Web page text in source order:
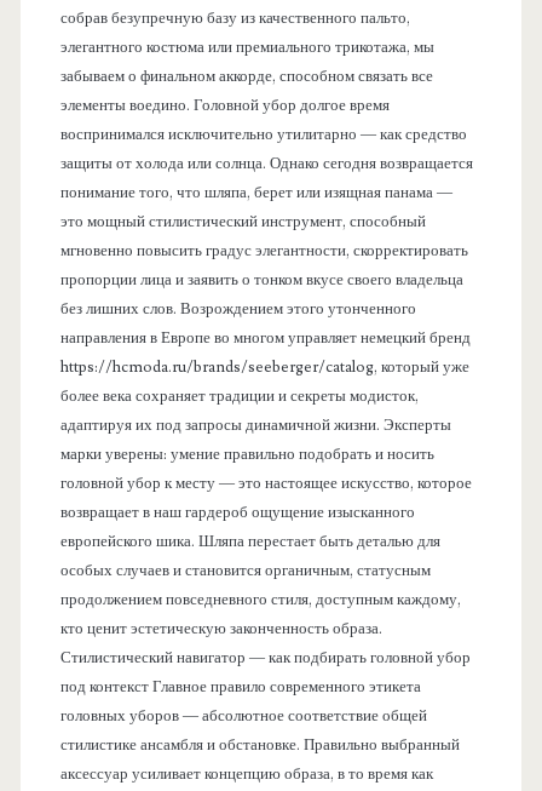
собрав безупречную базу из качественного пальто,
элегантного костюма или премиального трикотажа, мы
забываем о финальном аккорде, способном связать все
элементы воедино. Головной убор долгое время
воспринимался исключительно утилитарно — как средство
защиты от холода или солнца. Однако сегодня возвращается
понимание того, что шляпа, берет или изящная панама —
это мощный стилистический инструмент, способный
мгновенно повысить градус элегантности, скорректировать
пропорции лица и заявить о тонком вкусе своего владельца
без лишних слов. Возрождением этого утонченного
направления в Европе во многом управляет немецкий бренд
https://hcmoda.ru/brands/seeberger/catalog, который уже
более века сохраняет традиции и секреты модисток,
адаптируя их под запросы динамичной жизни. Эксперты
марки уверены: умение правильно подобрать и носить
головной убор к месту — это настоящее искусство, которое
возвращает в наш гардероб ощущение изысканного
европейского шика. Шляпа перестает быть деталью для
особых случаев и становится органичным, статусным
продолжением повседневного стиля, доступным каждому,
кто ценит эстетическую законченность образа.
Стилистический навигатор — как подбирать головной убор
под контекст Главное правило современного этикета
головных уборов — абсолютное соответствие общей
стилистике ансамбля и обстановке. Правильно выбранный
аксессуар усиливает концепцию образа, в то время как